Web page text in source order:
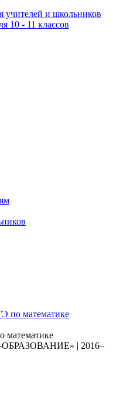
учителей и школьников
10 - 11 классов
математике
| 2016–